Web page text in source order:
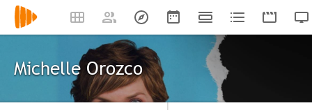
Michelle Orozco